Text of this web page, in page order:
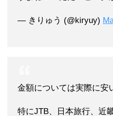
— きりゅう (@kiryuy)
金額については実際に安
特にJTB、日本旅行、近